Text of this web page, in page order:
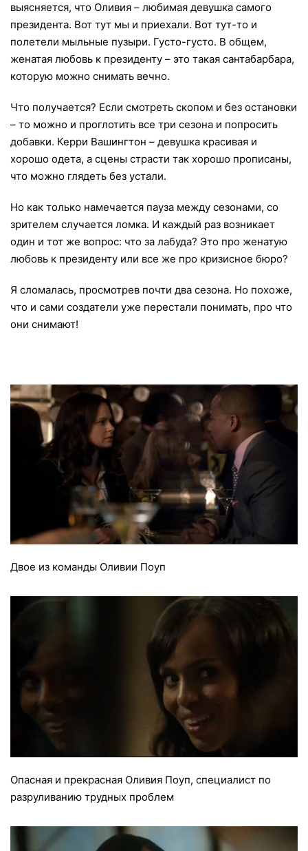
выясняется, что Оливия – любимая девушка самого
президента. Вот тут мы и приехали. Вот тут-то и
полетели мыльные пузыри. Густо-густо. В общем,
женатая любовь к президенту – это такая сантабарбара,
которую можно снимать вечно.
Что получается? Если смотреть скопом и без остановки
– то можно и проглотить все три сезона и попросить
добавки. Керри Вашингтон – девушка красивая и
хорошо одета, а сцены страсти так хорошо прописаны,
что можно глядеть без устали.
Но как только намечается пауза между сезонами, со
зрителем случается ломка. И каждый раз возникает
один и тот же вопрос: что за лабуда? Это про женатую
любовь к президенту или все же про кризисное бюро?
Я сломалась, просмотрев почти два сезона. Но похоже,
что и сами создатели уже перестали понимать, про что
они снимают!
Двое из команды Оливии Поуп
Опасная и прекрасная Оливия Поуп, специалист по
разруливанию трудных проблем